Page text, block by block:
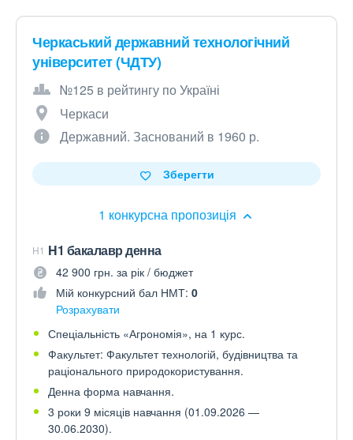
Черкаський державний технологічний
університет (ЧДТУ)
№125 в рейтингу по Україні
Черкаси
Державний. Заснований в 1960 р.
1 конкурсна пропозиція
Зберегти
H1 H1 бакалавр денна
42 900 грн. за рік / бюджет
Мій конкурсний бал НМТ: 0
Розрахувати
Спеціальність «Агрономія», на 1 курс.
Факультет: Факультет технологій, будівництва та
раціонального природокористування.
Денна форма навчання.
3 роки 9 місяців навчання (01.09.2026 —
30.06.2030).